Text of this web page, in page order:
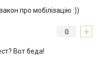
про мобілізацію :))
+
0
Вот беда!